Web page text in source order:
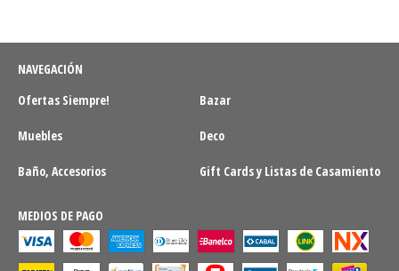
NAVEGACIÓN
Ofertas Siempre!
Bazar
Muebles Deco
Baño, Accesorios Gift Cards y Listas de Casamiento
MEDIOS DE PAGO